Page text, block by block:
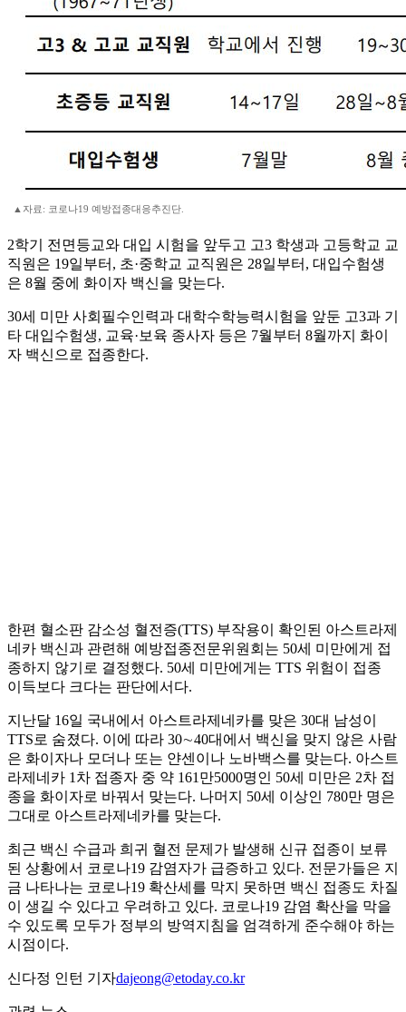
▲자료: 코로나19 예방접종대응추진단.
2학기 전면등교와 대입 시험을 앞두고 고3 학생과 고등학교 교
직원은 19일부터, 초·중학교 교직원은 28일부터, 대입수험생
은 8월 중에 화이자 백신을 맞는다.
30세 미만 사회필수인력과 대학수학능력시험을 앞둔 고3과 기
타 대입수험생, 교육·보육 종사자 등은 7월부터 8월까지 화이
자 백신으로 접종한다.
한편 혈소판 감소성 혈전증(TTS) 부작용이 확인된 아스트라제
네카 백신과 관련해 예방접종전문위원회는 50세 미만에게 접
종하지 않기로 결정했다. 50세 미만에게는 TTS 위험이 접종
이득보다 크다는 판단에서다.
지난달 16일 국내에서 아스트라제네카를 맞은 30대 남성이
TTS로 숨졌다. 이에 따라 30∼40대에서 백신을 맞지 않은 사람
은 화이자나 모더나 또는 얀센이나 노바백스를 맞는다. 아스트
라제네카 1차 접종자 중 약 161만5000명인 50세 미만은 2차 접
종을 화이자로 바꿔서 맞는다. 나머지 50세 이상인 780만 명은
그대로 아스트라제네카를 맞는다.
최근 백신 수급과 희귀 혈전 문제가 발생해 신규 접종이 보류
된 상황에서 코로나19 감염자가 급증하고 있다. 전문가들은 지
금 나타나는 코로나19 확산세를 막지 못하면 백신 접종도 차질
이 생길 수 있다고 우려하고 있다. 코로나19 감염 확산을 막을
수 있도록 모두가 정부의 방역지침을 엄격하게 준수해야 하는
시점이다.
신다정 인턴 기자dajeong@etoday.co.kr